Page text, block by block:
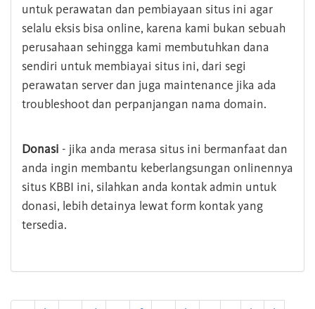
untuk perawatan dan pembiayaan situs ini agar
selalu eksis bisa online, karena kami bukan sebuah
perusahaan sehingga kami membutuhkan dana
sendiri untuk membiayai situs ini, dari segi
perawatan server dan juga maintenance jika ada
troubleshoot dan perpanjangan nama domain.
Donasi - jika anda merasa situs ini bermanfaat dan
anda ingin membantu keberlangsungan onlinennya
situs KBBI ini, silahkan anda kontak admin untuk
donasi, lebih detainya lewat form kontak yang
tersedia.